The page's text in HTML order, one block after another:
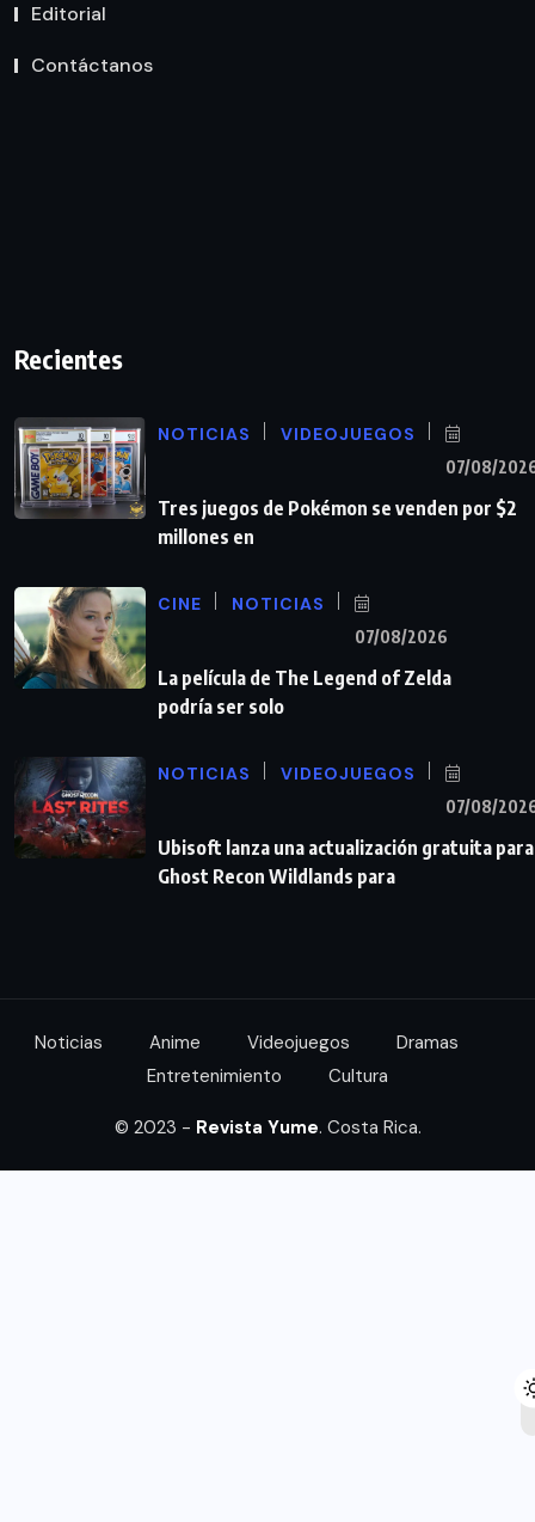
Editorial
Contáctanos
Recientes
NOTICIAS VIDEOJUEGOS
07/08/
Tres juegos de Pokémon se venden por $2
millones en
CINE NOTICIAS
07/08/2026
La película de The Legend of Zelda
podría ser solo
NOTICIAS VIDEOJUEGOS
07/08/
Ubisoft lanza una actualización gratuita para
Ghost Recon Wildlands para
Noticias Anime Videojuegos
Dramas
Entretenimiento
Cultura
© 2023 - Revista Yume. Costa Rica.